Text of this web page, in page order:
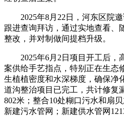
2025年8月22日，河东区院邀
跟进查询拜访，通过实地查看、
整改，并对制做间提档升级。
2025年6月2日项目开工后，
案供给手艺指点，特别正在生态
生植植密度和水深梯度，确保净
道沟整治项目已完工，共计修复
802米；整合10处糊口污水和扇
新建污水管网；新建供水管网